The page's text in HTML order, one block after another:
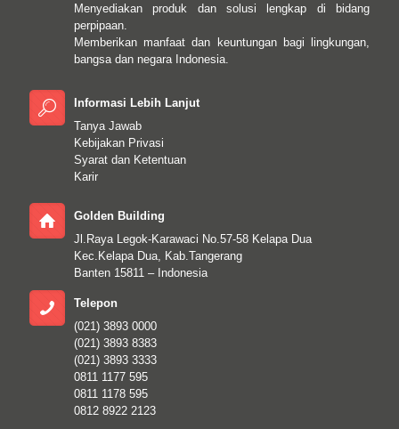
Menyediakan produk dan solusi lengkap di bidang
perpipaan.
Memberikan manfaat dan keuntungan bagi lingkungan,
bangsa dan negara Indonesia.
Informasi Lebih Lanjut
Tanya Jawab
Kebijakan Privasi
Syarat dan Ketentuan
Karir
Golden Building
Jl.Raya Legok-Karawaci No.57-58 Kelapa Dua
Kec.Kelapa Dua, Kab.Tangerang
Banten 15811 – Indonesia
Telepon
(021) 3893 0000
(021) 3893 8383
(021) 3893 3333
0811 1177 595
0811 1178 595
0812 8922 2123